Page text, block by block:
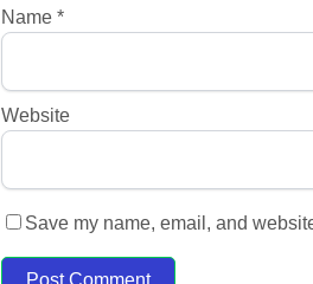
Name *
Website
Save my name, email, and
Post Comment